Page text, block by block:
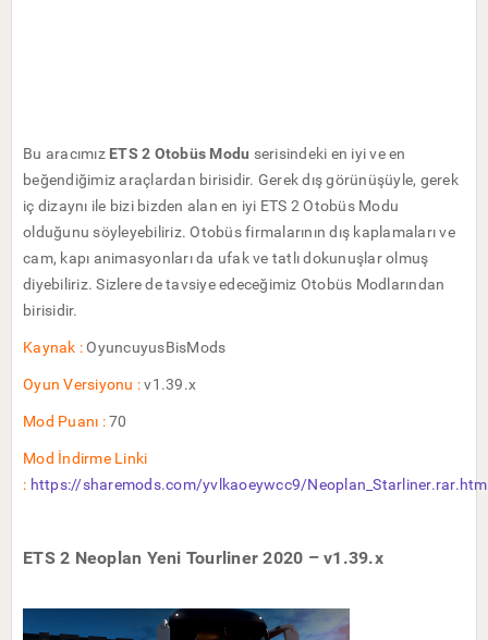
Bu aracımız ETS 2 Otobüs Modu serisindeki en iyi ve en
beğendiğimiz araçlardan birisidir. Gerek dış görünüşüyle, gerek
iç dizaynı ile bizi bizden alan en iyi ETS 2 Otobüs Modu
olduğunu söyleyebiliriz. Otobüs firmalarının dış kaplamaları ve
cam, kapı animasyonları da ufak ve tatlı dokunuşlar olmuş
diyebiliriz. Sizlere de tavsiye edeceğimiz Otobüs Modlarından
birisidir.
Kaynak :OyuncuyusBisMods
Oyun Versiyonu :v1.39.x
Mod Puanı :70
Mod İndirme Linki
: https://sharemods.com/yvlkaoeywcc9/
ETS 2 Neoplan Yeni Tourliner 2020 – v1.39.x